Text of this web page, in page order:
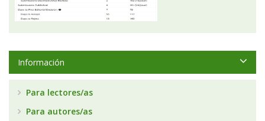
Información
Para lectores/as
Para autores/as